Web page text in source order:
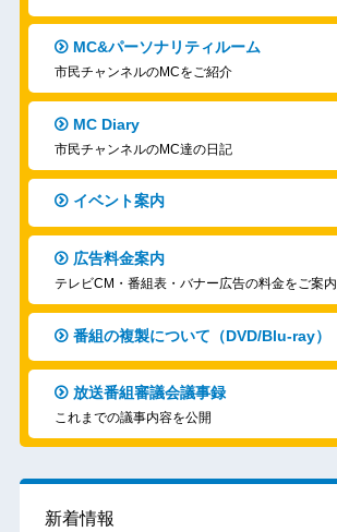
MC&パーソナリティルーム
市民チャンネルのMCをご紹介
MC Diary
市民チャンネルのMC達の日記
イベント案内
広告料金案内
テレビCM・番組表・バナー広告の料金をご案内
番組の複製について（DVD/Blu-ray）
放送番組審議会議事録
これまでの議事内容を公開
新着情報